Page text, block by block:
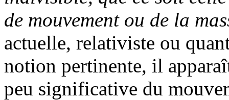
de mouvement ou de la
actuelle, relativiste ou
notion pertinente, il
peu significative du